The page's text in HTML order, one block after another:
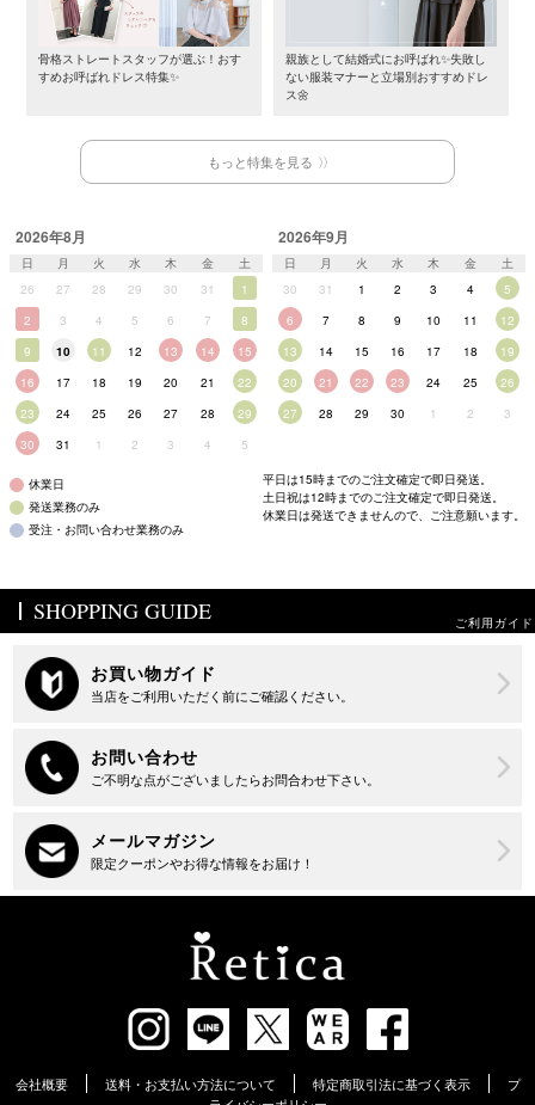
骨格ストレートスタッフが選ぶ！おす
すめお呼ばれドレス特集✨
親族として結婚式にお呼ばれ✨失敗し
ない服装マナーと立場別おすすめドレ
ス🌼
もっと特集を見る
2026年8月
日 月 火 水 木 金
土
26
27 28 29 30 31
1
2
3 4 5 6 7
8
9
10 11 12 13 14
15
16
17 18 19 20 21
22
23
24 25 26 27 28
29
30
31 1 2 3 4 5
2026年9月
日 月 火 水 木 金
土
30
31 1 2 3 4
5
6
7 8 9 10 11
12
13
14 15 16 17 18
19
20
21 22 23 24 25
26
27
28 29 30 1 2 3
休業日
発送業務のみ
受注・お問い合わせ業務のみ
平日は15時までのご注文確定で即日発送。
土日祝は12時までのご注文確定で即日発送。
休業日は発送できませんので、ご注意願います。
SHOPPING GUIDE ご利用ガイド
会社概要 送料・お支払い方法について 特定商取引法に基づく表示
プ